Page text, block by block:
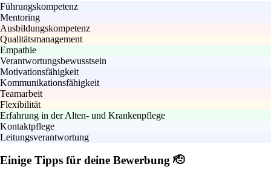
Führungskompetenz
Mentoring
Ausbildungskompetenz
Qualitätsmanagement
Empathie
Verantwortungsbewusstsein
Motivationsfähigkeit
Kommunikationsfähigkeit
Teamarbeit
Flexibilität
Erfahrung in der Alten- und Krankenpflege
Kontaktpflege
Leitungsverantwortung
Einige Tipps für deine Bewerbung 🫡